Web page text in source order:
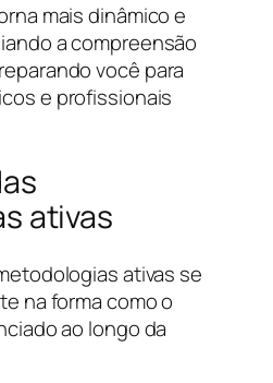
mais dinâmico e
a compreensão
você para
e profissionais
ativas
ativas se
na forma como o
ao longo da